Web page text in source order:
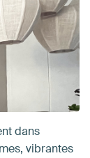
dans
vibrantes